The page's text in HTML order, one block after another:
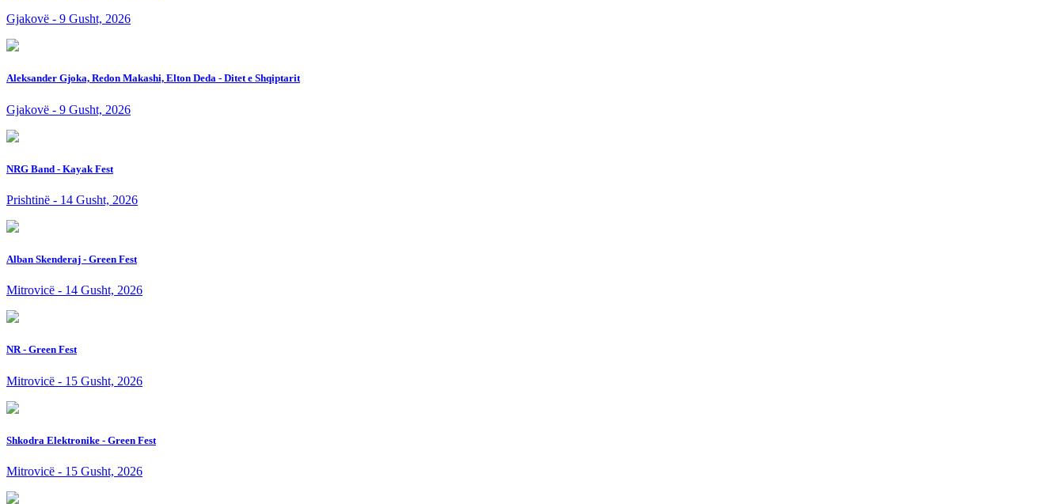
Gjakovë - 9 Gusht, 2026
Aleksander Gjoka, Redon Makashi, Elton Deda - Ditet e Shqiptarit
Gjakovë - 9 Gusht, 2026
NRG Band - Kayak Fest
Prishtinë - 14 Gusht, 2026
Alban Skenderaj - Green Fest
Mitrovicë - 14 Gusht, 2026
NR - Green Fest
Mitrovicë - 15 Gusht, 2026
Shkodra Elektronike - Green Fest
Mitrovicë - 15 Gusht, 2026